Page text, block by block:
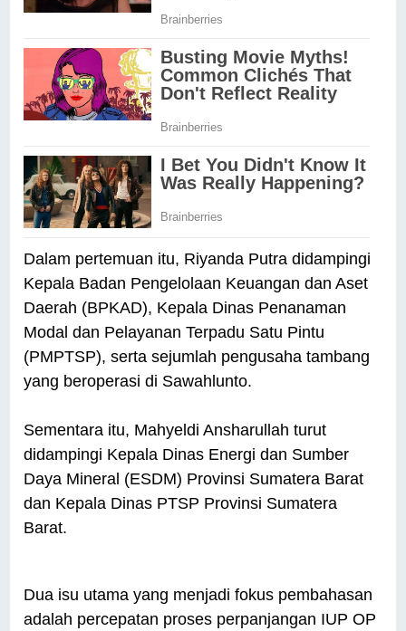
Dalam pertemuan itu, Riyanda Putra didampingi
Kepala Badan Pengelolaan Keuangan dan Aset
Daerah (BPKAD), Kepala Dinas Penanaman
Modal dan Pelayanan Terpadu Satu Pintu
(PMPTSP), serta sejumlah pengusaha tambang
yang beroperasi di Sawahlunto.
Sementara itu, Mahyeldi Ansharullah turut
didampingi Kepala Dinas Energi dan Sumber
Daya Mineral (ESDM) Provinsi Sumatera Barat
dan Kepala Dinas PTSP Provinsi Sumatera
Barat.
Dua isu utama yang menjadi fokus pembahasan
adalah percepatan proses perpanjangan IUP OP